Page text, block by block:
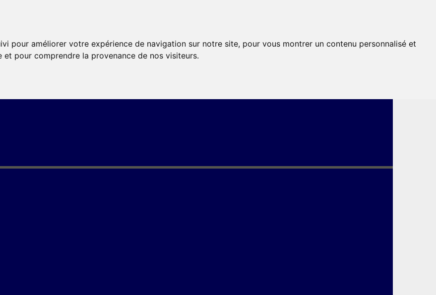
pour améliorer votre expérience de navigation sur notre site, pour vous montrer un contenu personnalisé et
pour comprendre la provenance de nos visiteurs.